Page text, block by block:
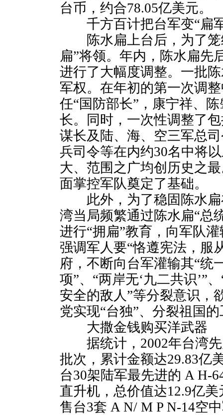
台币，约合78.05亿美元。
千方百计把台军变“扁
陈水扁上台后，为了笼
扁”将领。年内，陈水扁先
进行了大幅度调整。一批
军权。在年初的第一次调
任“国防部长”，康宁祥、
长。同时，一次性调整了
谋长及陆、海、空三军总
兵司令等在内约30名中将
大、范围之广均创历史之
面掌控军队奠定了基础。
此外，为了稳固陈水扁
湾当局频繁通过陈水扁“总
进行“拥扁”教育，向军队
强调军人要“恪遵宪法，服
府，不断向台军灌输其“统
项”、“两岸无‘九二共识’”
安全的敌人”等分裂意识，
党实现“台独”、分裂祖国
大撒金钱购买洋武器
据统计，2002年台湾先
批次，累计金额达29.83亿
台30架陆军最先进的 A H-
直升机，总价值达12.9亿
售台3套 A N/ M P N-14空